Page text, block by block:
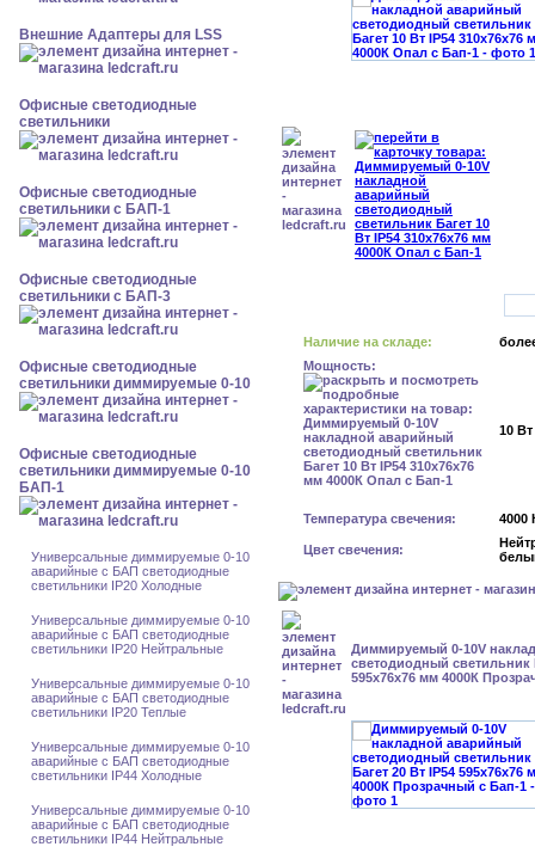
Внешние Адаптеры для LSS
Офисные светодиодные
светильники
Офисные светодиодные
светильники с БАП-1
Офисные светодиодные
светильники с БАП-3
Офисные светодиодные
светильники диммируемые 0-10
Офисные светодиодные
светильники диммируемые 0-10
БАП-1
Универсальные диммируемые 0-10
аварийные с БАП светодиодные
светильники IP20 Холодные
Универсальные диммируемые 0-10
аварийные с БАП светодиодные
светильники IP20 Нейтральные
Универсальные диммируемые 0-10
аварийные с БАП светодиодные
светильники IP20 Теплые
Универсальные диммируемые 0-10
аварийные с БАП светодиодные
светильники IP44 Холодные
Универсальные диммируемые 0-10
аварийные с БАП светодиодные
светильники IP44 Нейтральные
Наличие на складе:
Мощность:
10 Вт
Температура свечения: 4000
Цвет свечения:
Диммируемый 0-10V
светодиодный светильник
595x76x76 мм 4000К